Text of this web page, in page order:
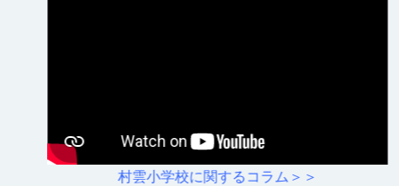
村雲小学校に関するコラム＞＞